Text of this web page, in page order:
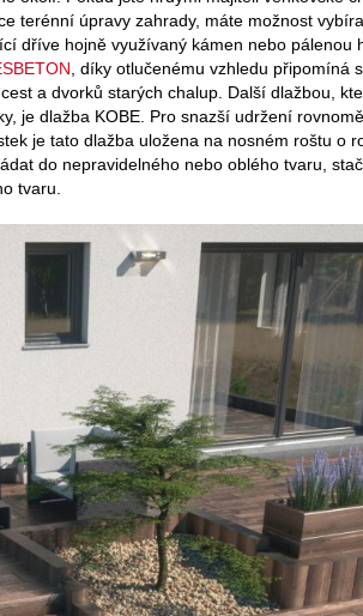
terénní úpravy zahrady, máte možnost
dříve hojně využívaný kámen nebo pálenou
, díky otlučenému vzhledu připomíná
a dvorků starých chalup. Další dlažbou,
je dlažba KOBE. Pro snazší udržení
je tato dlažba uložena na nosném roštu o
do nepravidelného nebo oblého tvaru,
tvaru.